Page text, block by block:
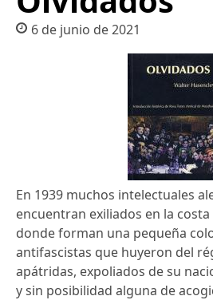
6 de junio de 2021
En 1939 muchos intelectuales
encuentran exiliados en la
donde forman una pequeña
antifascistas que huyeron del
apátridas, expoliados de su
y sin posibilidad alguna de